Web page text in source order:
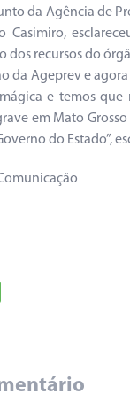
da Agência de
Casimiro,
dos recursos do
da Ageprev e
e temos que
em Mato Grosso
do Estado”,